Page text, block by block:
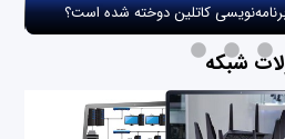
برنامه‌نویسی کاتلین دوخته شده است؟
شبکه